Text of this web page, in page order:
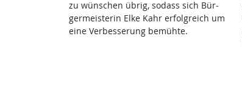
zu wün­schen üb­rig, so­dass sich Bür­
ger­meis­te­rin El­ke Kahr er­folg­reich um
ei­ne Ver­bes­se­rung be­müh­te.